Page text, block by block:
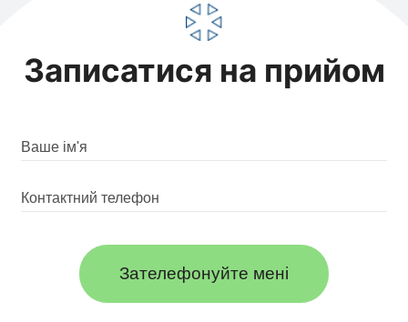
Записатися на прийом
Зателефонуйте мені